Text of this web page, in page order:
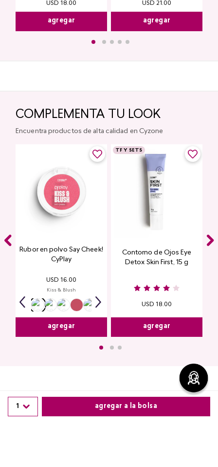
1 agregar a la bolsa
USD 18.00
agregar
USD 21.00
agregar
COMPLEMENTA TU LOOK
Encuentra productos de alta calidad en Cyzone
Rubor en polvo Say Cheek!
CyPlay
USD 16.00
Kiss & Blush
agregar
TF Y SETS
Contorno de Ojos Eye
Detox Skin First, 15 g
USD 18.00
agregar
Comentarios